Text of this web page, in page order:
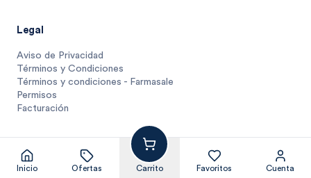
Inicio Ofertas Carrito Favoritos Cuenta
1 unidad $
$343.91
Agregar
Legal
Aviso de Privacidad
Términos y Condiciones
Términos y condiciones - Farmasale
Permisos
Facturación
© Farmasmart 2025 Pagos protegidos y compra segura